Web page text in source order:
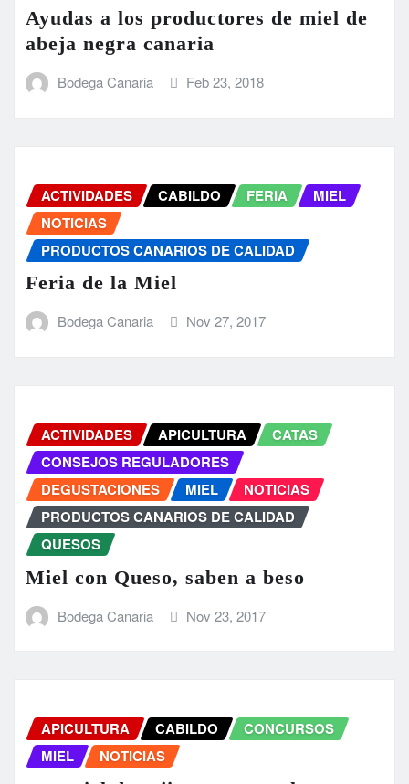
Ayudas a los productores de miel de
abeja negra canaria
Bodega Canaria Feb 23, 2018
ACTIVIDADES CABILDO FERIA
MIEL
NOTICIAS
PRODUCTOS CANARIOS DE CALIDAD
Feria de la Miel
Bodega Canaria Nov 27, 2017
ACTIVIDADES APICULTURA
CATAS
CONSEJOS REGULADORES
DEGUSTACIONES
MIEL
NOTICIAS
PRODUCTOS CANARIOS DE CALIDAD
QUESOS
Miel con Queso, saben a beso
Bodega Canaria Nov 23, 2017
APICULTURA CABILDO
CONCURSOS
MIEL
NOTICIAS